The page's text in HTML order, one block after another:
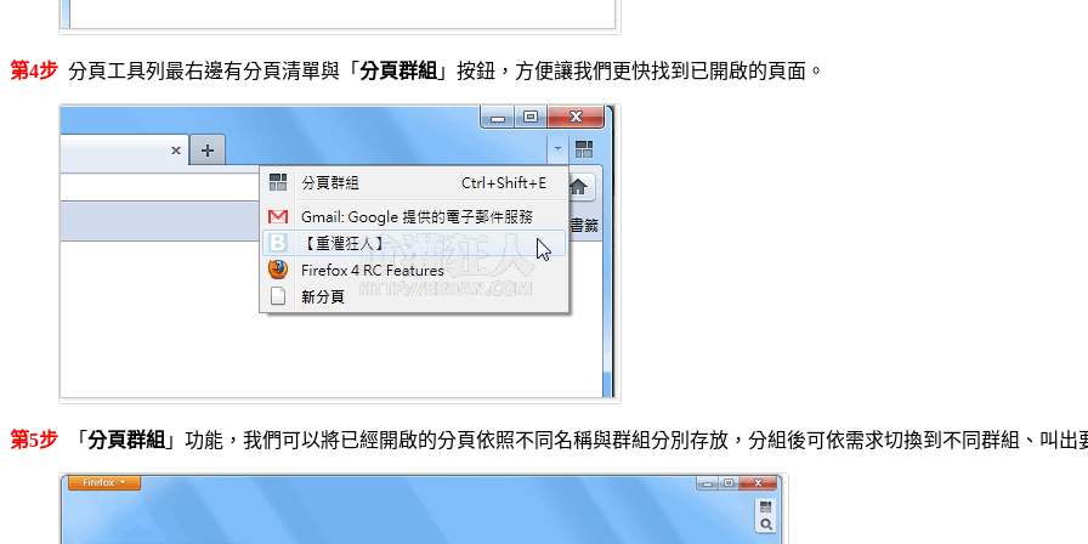
第4步 分頁工具列最右邊有分頁清單與「 分頁群組 」按鈕，方便讓我們更快找到已開啟的頁面。
第5步 「 分頁群組 」功能，我們可以將已經開啟的分頁依照不同名稱與群組分別存放，分組後可依需求切換到不同群組、叫出